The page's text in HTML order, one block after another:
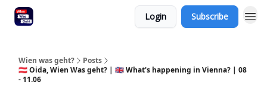
Login Subscribe
Wien was geht?
Posts
🇦🇹 Oida, Wien Was geht? | 🇬🇧 What's happening in Vienna? | 08
- 11.06